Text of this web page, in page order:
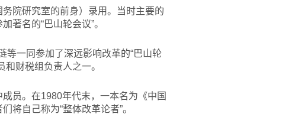
院研究室的前身）录用。当时主要的
著名的“巴山轮会议”。
等一同参加了深远影响改革的“巴山轮
财税组负责人之一。
员。在1980年代末，一本名为《中国
将自己称为“整体改革论者”。